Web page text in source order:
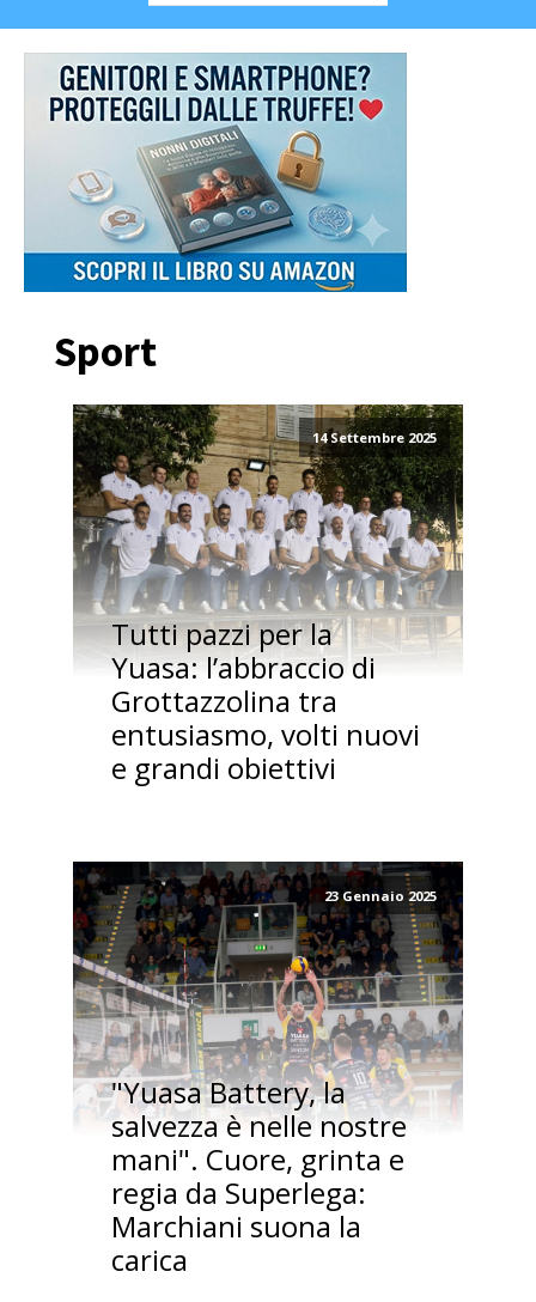
Sport
14 Settembre 2025
Tutti pazzi per la
Yuasa: l’abbraccio di
Grottazzolina tra
entusiasmo, volti nuovi
e grandi obiettivi
23 Gennaio 2025
"Yuasa Battery, la
salvezza è nelle nostre
mani". Cuore, grinta e
regia da Superlega:
Marchiani suona la
carica